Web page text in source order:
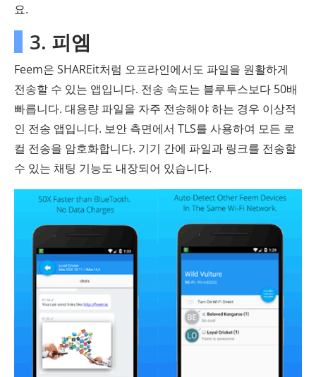
요.
3. 피엠
Feem은 SHAREit처럼 오프라인에서도 파일을 원활하게
전송할 수 있는 앱입니다. 전송 속도는 블루투스보다 50배
빠릅니다. 대용량 파일을 자주 전송해야 하는 경우 이상적
인 전송 앱입니다. 보안 측면에서 TLS를 사용하여 모든 로
컬 전송을 암호화합니다. 기기 간에 파일과 링크를 전송할
수 있는 채팅 기능도 내장되어 있습니다.